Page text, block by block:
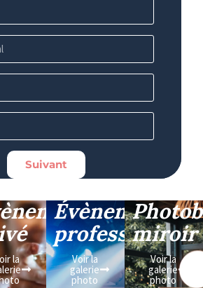
Suivant
la
Évènement
professionnel
Voir la
galerie
photo
miroir
Voir la
galerie
photo